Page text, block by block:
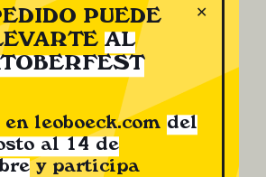
✕
PUEDE
AL
leoboeck.com del
al 14 de
y participa